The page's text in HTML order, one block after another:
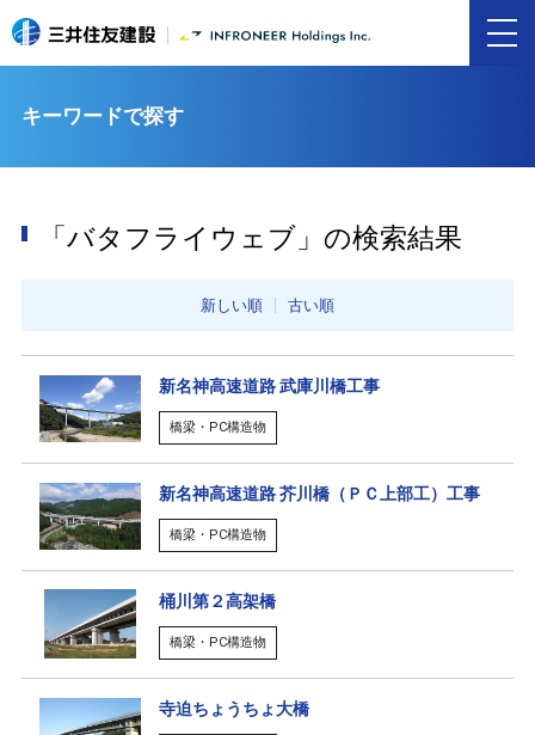
キーワードで探す
「バタフライウェブ」の検索結果
新しい順 古い順
新名神高速道路 武庫川橋工事
橋梁・PC構造物
新名神高速道路 芥川橋（ＰＣ上部工）工事
橋梁・PC構造物
桶川第２高架橋
橋梁・PC構造物
寺迫ちょうちょ大橋